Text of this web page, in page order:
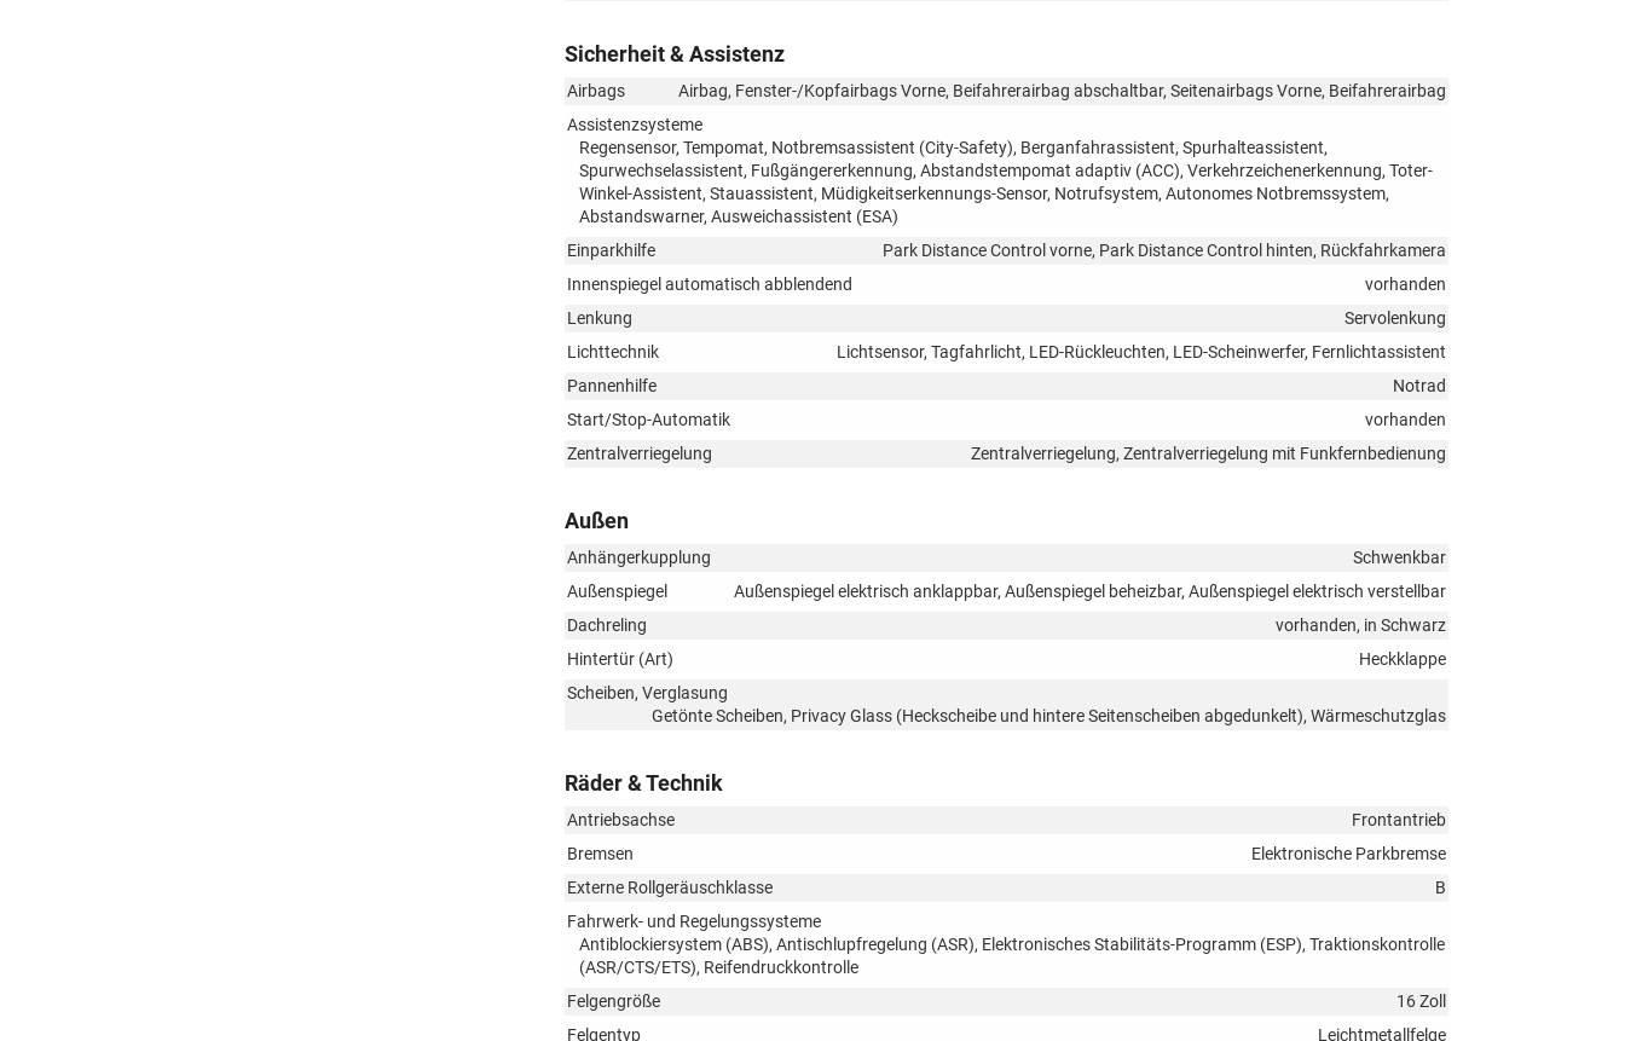
Sicherheit & Assistenz
Airbags
Airbag, Fenster-/Kopfairbags Vorne, Beifahrerairbag abschaltbar, Seitenairbags Vorne, Beifahrerairbag
Assistenzsysteme
Regensensor, Tempomat, Notbremsassistent (City-Safety), Berganfahrassistent, Spurhalteassistent,
Spurwechselassistent, Fußgängererkennung, Abstandstempomat adaptiv (ACC), Verkehrzeichenerkennung, Toter-
Winkel-Assistent, Stauassistent, Müdigkeitserkennungs-Sensor, Notrufsystem, Autonomes Notbremssystem,
Abstandswarner, Ausweichassistent (ESA)
Einparkhilfe
Park Distance Control vorne, Park Distance Control hinten, Rückfahrkamera
Innenspiegel automatisch abblendend
vorhanden
Lenkung
Servolenkung
Lichttechnik
Lichtsensor, Tagfahrlicht, LED-Rückleuchten, LED-Scheinwerfer, Fernlichtassistent
Pannenhilfe
Notrad
Start/Stop-Automatik
vorhanden
Zentralverriegelung
Zentralverriegelung, Zentralverriegelung mit Funkfernbedienung
Außen
Anhängerkupplung
Schwenkbar
Außenspiegel
Außenspiegel elektrisch anklappbar, Außenspiegel beheizbar, Außenspiegel elektrisch verstellbar
Dachreling
vorhanden, in Schwarz
Hintertür (Art)
Heckklappe
Scheiben, Verglasung
Getönte Scheiben, Privacy Glass (Heckscheibe und hintere Seitenscheiben abgedunkelt), Wärmeschutzglas
Räder & Technik
Antriebsachse
Frontantrieb
Bremsen
Elektronische Parkbremse
Externe Rollgeräuschklasse
B
Fahrwerk- und Regelungssysteme
Antiblockiersystem (ABS), Antischlupfregelung (ASR), Elektronisches Stabilitäts-Programm (ESP), Traktionskontrolle
(ASR/CTS/ETS), Reifendruckkontrolle
Felgengröße
16 Zoll
Felgentyp
Leichtmetallfelge